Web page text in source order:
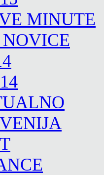
MINUTE